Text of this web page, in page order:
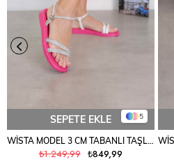
5
SEPETE EKLE
WİSTA MODEL 3 CM TABANLI TAŞLI SANDALET FUSYA
₺849,99
₺1.249,99